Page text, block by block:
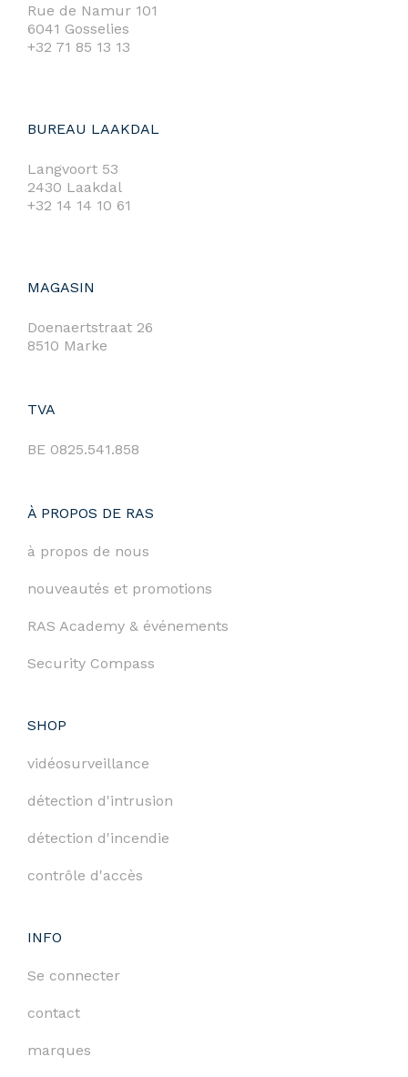
Rue de Namur 101
6041 Gosselies
+32 71 85 13 13
BUREAU LAAKDAL
Langvoort 53
2430 Laakdal
+32 14 14 10 61
MAGASIN
Doenaertstraat 26
8510 Marke
TVA
BE 0825.541.858
À PROPOS DE RAS
à propos de nous
nouveautés et promotions
RAS Academy & événements
Security Compass
SHOP
vidéosurveillance
détection d'intrusion
détection d'incendie
contrôle d'accès
INFO
Se connecter
contact
marques